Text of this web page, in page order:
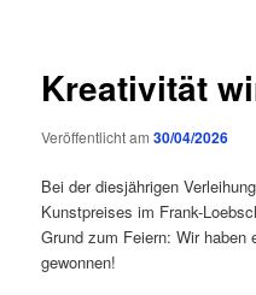
Kreativität
Veröffentlicht am30/04/2026
Bei der diesjährigen
Kunstpreises im Frank-
Grund zum Feiern: Wir haben
gewonnen!